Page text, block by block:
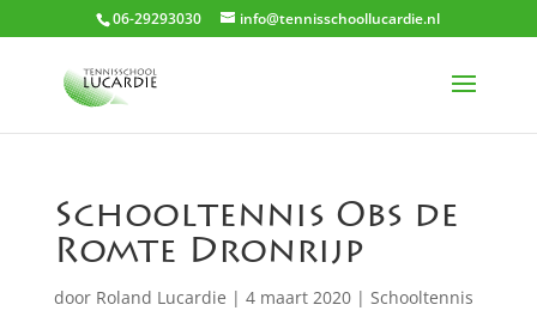
06-29293030 info@tennisschoollucardie.nl
Schooltennis Obs de
Romte Dronrijp
door Roland Lucardie | 4 maart 2020| Schooltennis